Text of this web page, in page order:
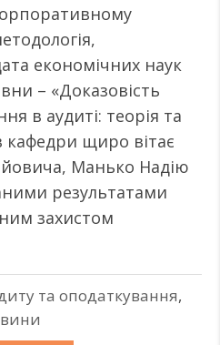
економічних наук
– «Доказовість
в аудиті: теорія та
кафедри щиро вітає
Манько Надію
результатами
захистом
та оподаткування,